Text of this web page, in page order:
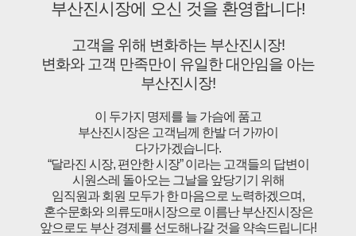
부산진시장에 오신 것을 환영합니다!
고객을 위해 변화하는 부산진시장!
변화와 고객 만족만이 유일한 대안임을 아는
부산진시장!
이 두가지 명제를 늘 가슴에 품고
부산진시장은 고객님께 한발 더 가까이
다가가겠습니다.
“달라진 시장, 편안한 시장” 이라는 고객들의 답변이
시원스레 돌아오는 그날을 앞당기기 위해
임직원과 회원 모두가 한 마음으로 노력하겠으며,
혼수문화와 의류도매시장으로 이름난 부산진시장은
앞으로도 부산 경제를 선도해나갈 것을 약속드립니다!